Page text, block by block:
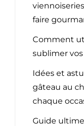
faire
Comment
sublimer vos
Idées et
gâteau au
chaque
Guide